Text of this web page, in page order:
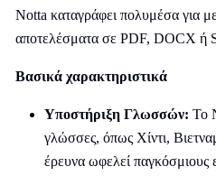
Notta καταγράφει πολυμέσα για
αποτελέσματα σε PDF, DOCX ή
Βασικά χαρακτηριστικά
Υποστήριξη Γλωσσών: Το
γλώσσες, όπως Χίντι,
έρευνα ωφελεί παγκόσμιους